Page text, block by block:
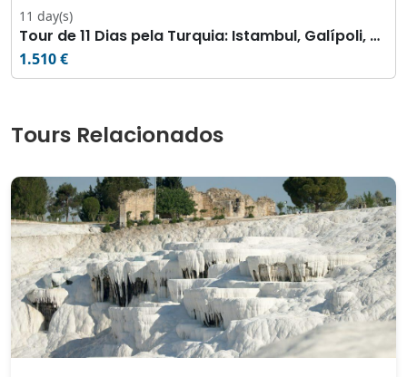
11 day(s)
Tour de 11 Dias pela Turquia: Istambul, Galípoli, Troia, Pérgamo, Éfeso, Pamukkale e Capadócia
1.510 €
Tours Relacionados